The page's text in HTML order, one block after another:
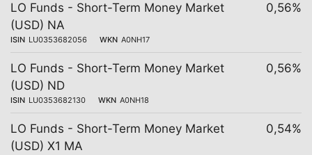
LO Funds - Short-Term Money Market
(USD) NA
ISIN LU0353682056 WKN A0NH17
0,56%
LO Funds - Short-Term Money Market
(USD) ND
ISIN LU0353682130 WKN A0NH18
0,56%
LO Funds - Short-Term Money Market
(USD) X1 MA
0,54%